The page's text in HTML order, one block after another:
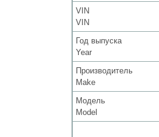
VIN
VIN
Год выпуска
Year
Производитель
Make
Модель
Model